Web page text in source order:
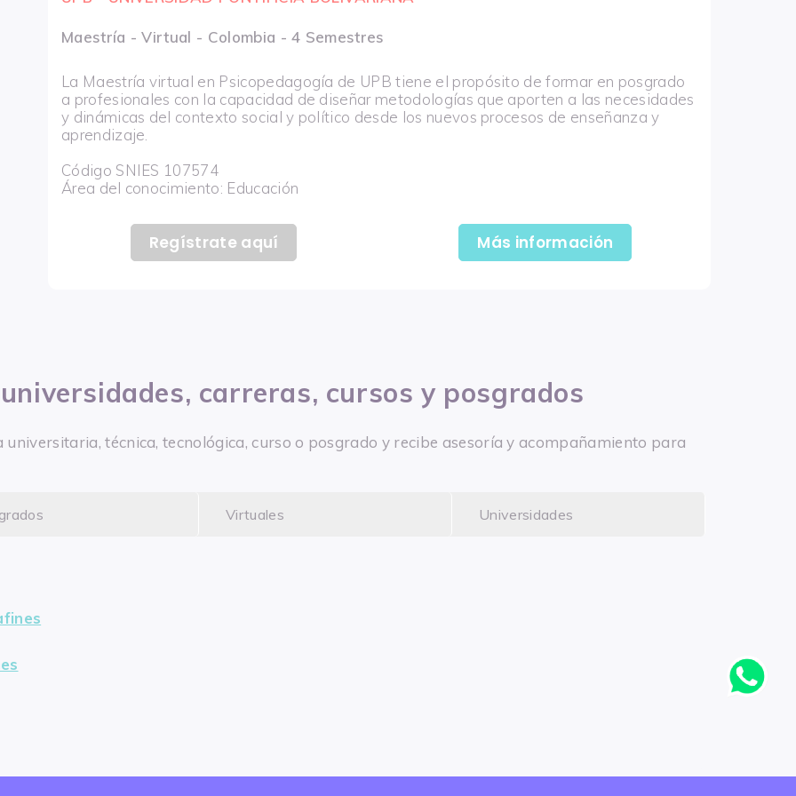
Maestría - Virtual - Colombia - 4 Semestres
La Maestría virtual en Psicopedagogía de UPB tiene el propósito de formar en posgrado
a profesionales con la capacidad de diseñar metodologías que aporten a las necesidades
y dinámicas del contexto social y político desde los nuevos procesos de enseñanza y
aprendizaje.
Código SNIES 107574
Área del conocimiento: Educación
Regístrate aquí Más información
carreras, cursos y posgrados
universitaria, técnica, tecnológica, curso o posgrado y recibe asesoría y acompañamiento para
Virtuales Universidades